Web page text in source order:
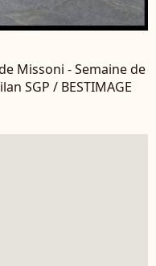
Missoni - Semaine de
SGP / BESTIMAGE